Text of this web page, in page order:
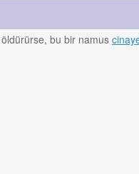
bu bir namus